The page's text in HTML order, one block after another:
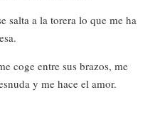
salta a la torera lo que me ha
coge entre sus brazos, me
y me hace el amor.